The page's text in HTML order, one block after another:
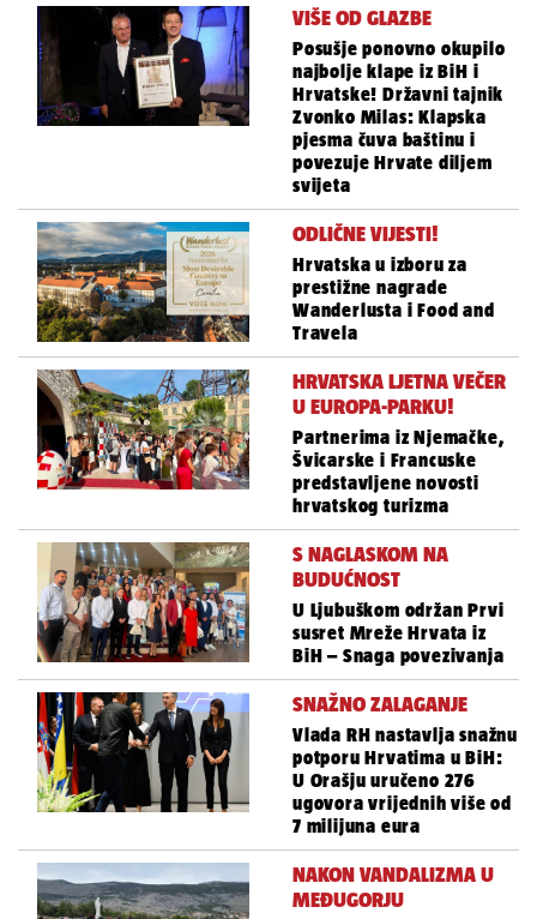
VIŠE OD GLAZBE
Posušje ponovno okupilo
najbolje klape iz BiH i
Hrvatske! Državni tajnik
Zvonko Milas: Klapska
pjesma čuva baštinu i
povezuje Hrvate diljem
svijeta
ODLIČNE VIJESTI!
Hrvatska u izboru za
prestižne nagrade
Wanderlusta i Food and
Travela
HRVATSKA LJETNA VEČER
U EUROPA-PARKU!
Partnerima iz Njemačke,
Švicarske i Francuske
predstavljene novosti
hrvatskog turizma
S NAGLASKOM NA
BUDUĆNOST
U Ljubuškom održan Prvi
susret Mreže Hrvata iz
BiH – Snaga povezivanja
SNAŽNO ZALAGANJE
Vlada RH nastavlja snažnu
potporu Hrvatima u BiH:
U Orašju uručeno 276
ugovora vrijednih više od
7 milijuna eura
NAKON VANDALIZMA U
MEĐUGORJU